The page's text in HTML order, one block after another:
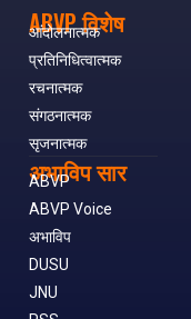
ABVP विशेष
आंदोलनात्मक
प्रतिनिधित्वात्मक
रचनात्मक
संगठनात्मक
सृजनात्मक
अभाविप सार
ABVP
ABVP Voice
अभाविप
DUSU
JNU